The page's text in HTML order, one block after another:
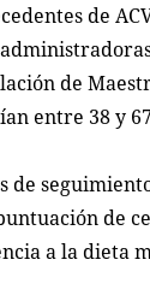
de
de
entre 38 y
de
de
a la dieta